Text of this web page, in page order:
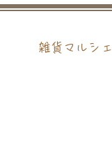
雑貨マルシェ